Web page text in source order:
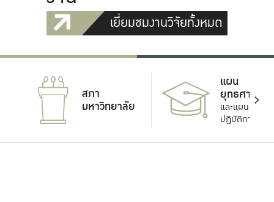
เยี่ยมชมงานวิจัยทั้งหมด
สภา
มหาวิทยาลัย
แผน
ยุทธศาสตร์
และแผน
ปฏิบัติการ